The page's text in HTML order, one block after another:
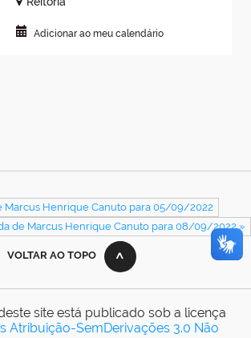
Adicionar ao meu calendário
Marcus Henrique Canuto para 05/09/2022
de Marcus Henrique Canuto para 08/09/2022 »
VOLTAR AO TOPO
site está publicado sob a licença
Atribuição-SemDerivações 3.0 Não